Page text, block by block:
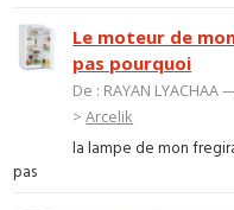
Le moteur de
pas pourquoi
De : RAYAN
>Arcelik
la lampe de mon
pas